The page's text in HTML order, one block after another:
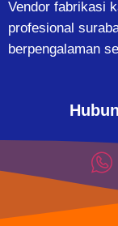
Vendor fabrikasi
profesional
berpengalaman